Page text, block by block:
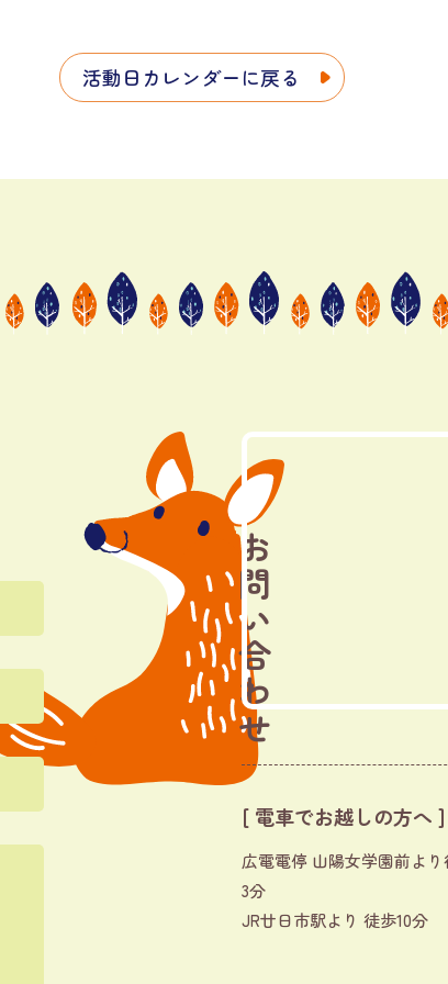
活動日カレンダーに戻る
お問い合わせ
[ 電車でお越しの方へ ]
広電電停 山陽女学園前よ
3分
JR廿日市駅より 徒歩10分